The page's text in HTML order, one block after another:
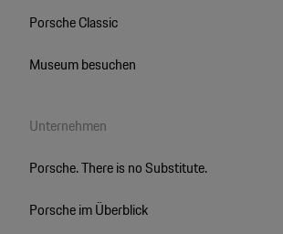
Porsche Classic
Museum besuchen
Unternehmen
Porsche. There is no Substitute.
Porsche im Überblick